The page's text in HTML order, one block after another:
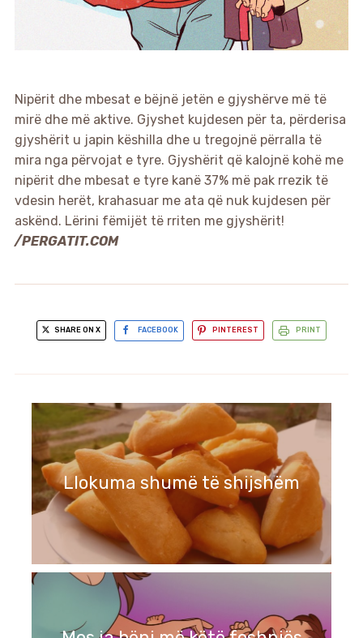
Nipërit dhe mbesat e bëjnë jetën e gjyshërve më të
mirë dhe më aktive. Gjyshet kujdesen për ta, përderisa
gjyshërit u japin këshilla dhe u tregojnë përralla të
mira nga përvojat e tyre. Gjyshërit që kalojnë kohë me
nipërit dhe mbesat e tyre kanë 37% më pak rrezik të
vdesin herët, krahasuar me ata që nuk kujdesen për
askënd. Lërini fëmijët të rriten me gjyshërit!
/PERGATIT.COM
SHARE ON X FACEBOOK PINTEREST PRINT
Llokuma shumë të shijshëm